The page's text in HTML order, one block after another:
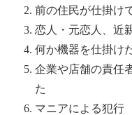
前の住民が仕掛け
恋人・元恋人、近
何か機器を仕掛け
企業や店舗の責任
た
マニアによる犯行